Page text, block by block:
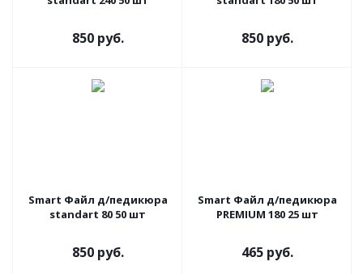
850 руб. 850 руб.
Smart Файл д/педикюра
standart 80 50 шт
850 руб.
Smart Файл д/педикюра
PREMIUM 180 25 шт
465 руб.